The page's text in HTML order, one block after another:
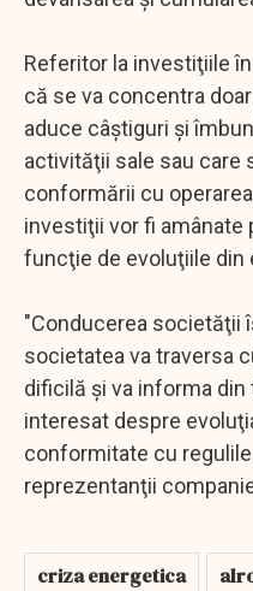
Referitor la investiţiile
că se va concentra
aduce câştiguri şi
activităţii sale sau care
conformării cu
investiţii vor fi amânate
funcţie de evoluţiile din
"Conducerea societăţii
societatea va traversa
dificilă şi va informa
interesat despre
conformitate cu
reprezentanţii
criza energetica